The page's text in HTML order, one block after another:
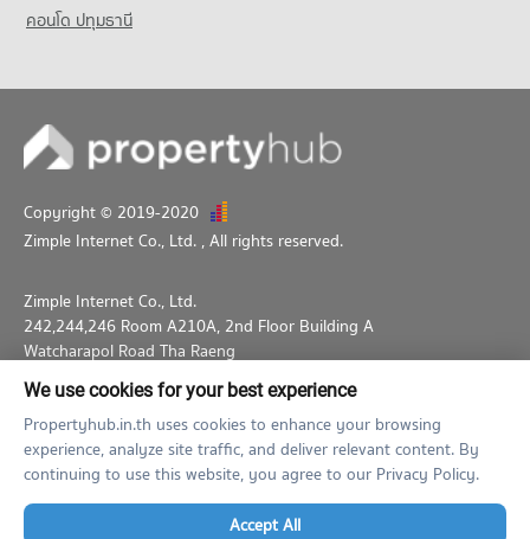
Condo Ramkhamhaeng 21
3 properties for rent
Condo for Sale near Ramkhamhaeng 21
Condo Ramkhamhaeng 33
PROJECT_COUNT
Condo for Rent near Ramkhamhaeng 33
0 properties for rent
Condo for Sale near Ramkhamhaeng 33
Condo Ramkhamhaeng 15
PROJECT_COUNT
Condo for Rent near Ramkhamhaeng 15
1 properties for rent
คอนโด ปทุมธานี
Copyright © 2019-2020
Zimple Internet Co., Ltd. , All rights reserved.
Zimple Internet Co., Ltd.
242,244,246 Room A210A, 2nd Floor Building A
Watcharapol Road Tha Raeng
Bang Khen Bangkok 10230
02-026-3049
support@propertyhub.in.th
Term of Service
Privacy Policy Contact
Verified by
We use cookies for your best experience
Propertyhub.in.th uses cookies to enhance your browsing
experience, analyze site traffic, and deliver relevant content. By
continuing to use this website, you agree to our Privacy Policy.
Accept All